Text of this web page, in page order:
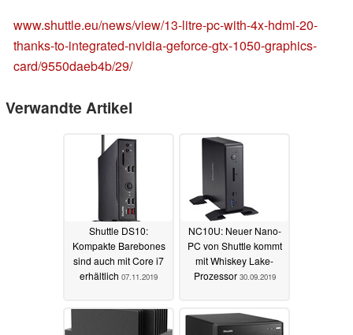
www.shuttle.eu/news/view/13-litre-pc-with-4x-hdmi-20-
thanks-to-integrated-nvidia-geforce-gtx-1050-graphics-
card/9550daeb4b/29/
Verwandte Artikel
Shuttle DS10:
Kompakte Barebones
sind auch mit Core i7
erhältlich 07.11.2019
NC10U: Neuer Nano-
PC von Shuttle kommt
mit Whiskey Lake-
Prozessor 30.09.2019